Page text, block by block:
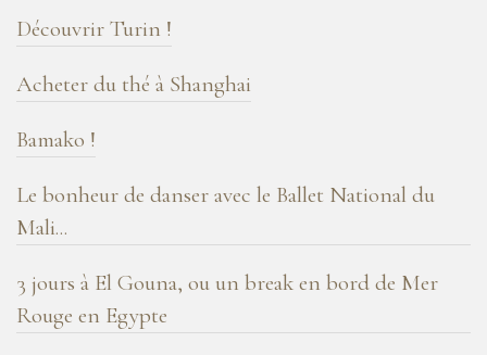
blog
!
Découvrir Turin !
Acheter du thé à Shanghai
Bamako !
Le bonheur de danser avec le Ballet National du
Mali...
3 jours à El Gouna, ou un break en bord de Mer
Rouge en Egypte